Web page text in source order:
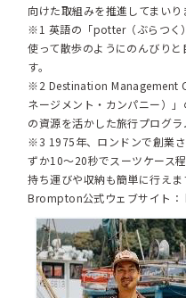
向けた取組みを推進してまいり
※1 英語の「potter（ぶらつく
使って散歩のようにのんびり
す。
※2 Destination Management
ネージメント・カンパニー）
の資源を活かした旅行プログラ
※3 1975年、ロンドンで創業
ずか10～20秒でスーツケース
持ち運びや収納も簡単に行えま
Brompton公式ウェブサイト：